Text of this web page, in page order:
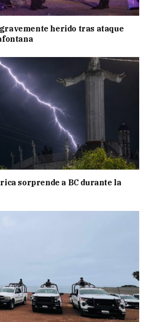
herido tras ataque
sorprende a BC durante la